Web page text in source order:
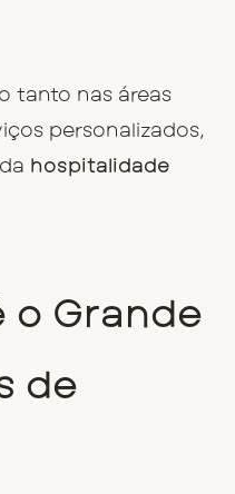
tanto nas áreas
personalizados,
hospitalidade
o Grande
de